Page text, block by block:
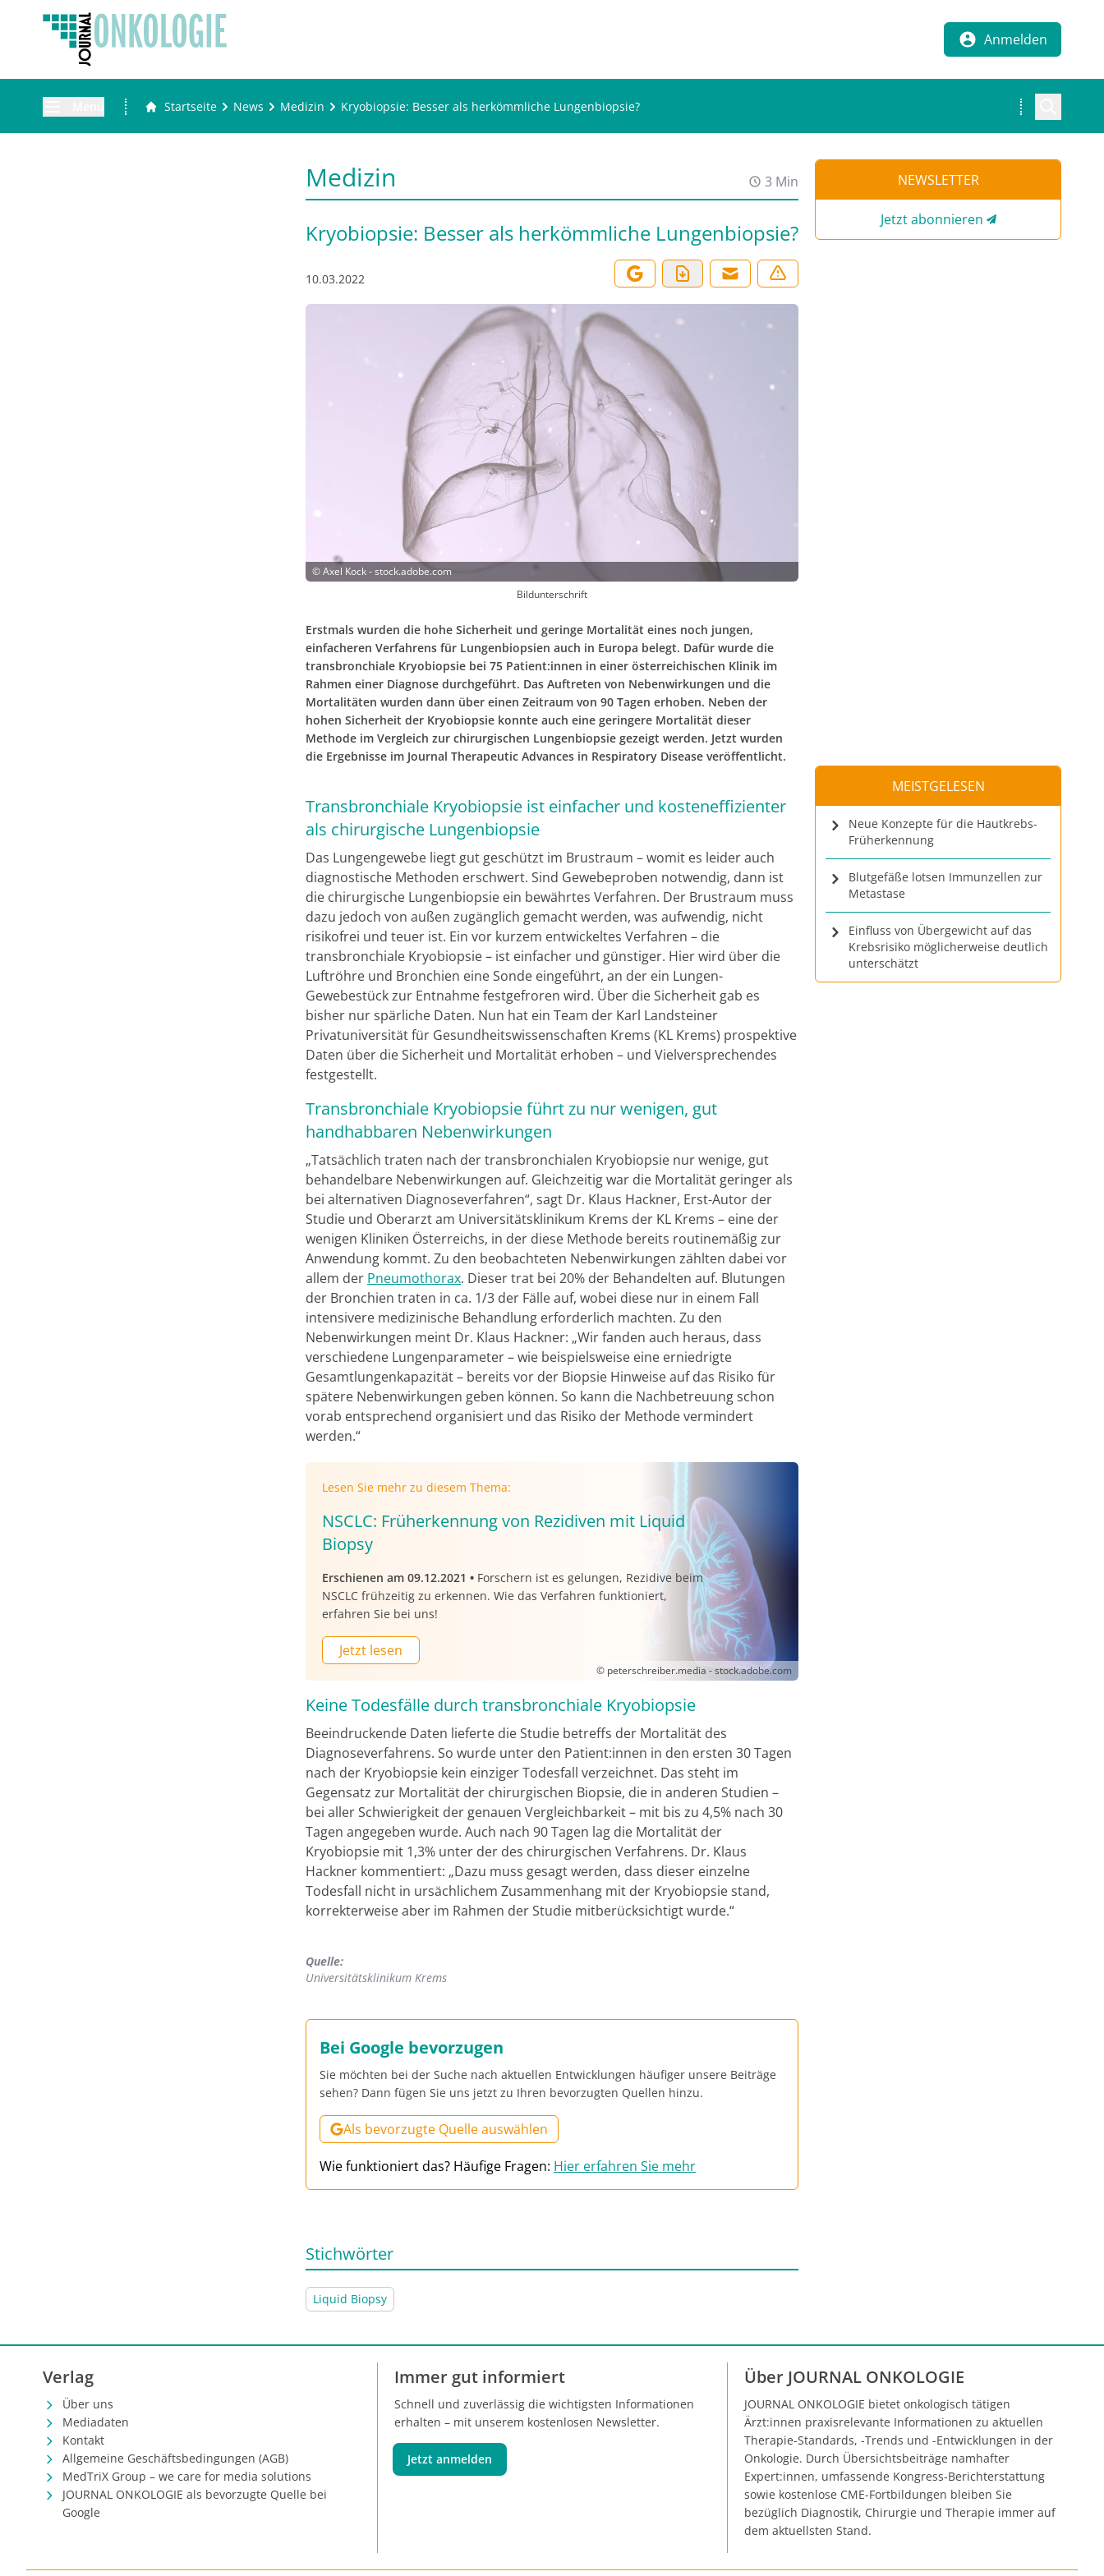
Anmelden
Startseite News Medizin Kryobiopsie: Besser als herkömmliche Lungenbiopsie?
Medizin 3 Min
Kryobiopsie: Besser als herkömmliche Lungenbiopsie?
10.03.2022
©Axel Kock - stock.adobe.com
Bildunterschrift
Erstmals wurden die hohe Sicherheit und geringe Mortalität eines noch jungen,
einfacheren Verfahrens für Lungenbiopsien auch in Europa belegt. Dafür wurde die
transbronchiale Kryobiopsie bei 75 Patient:innen in einer österreichischen Klinik im
Rahmen einer Diagnose durchgeführt. Das Auftreten von Nebenwirkungen und die
Mortalitäten wurden dann über einen Zeitraum von 90 Tagen erhoben. Neben der
hohen Sicherheit der Kryobiopsie konnte auch eine geringere Mortalität dieser
Methode im Vergleich zur chirurgischen Lungenbiopsie gezeigt werden. Jetzt wurden
die Ergebnisse im Journal Therapeutic Advances in Respiratory Disease veröffentlicht.
Transbronchiale Kryobiopsie ist einfacher und kosteneffizienter
als chirurgische Lungenbiopsie
Das Lungengewebe liegt gut geschützt im Brustraum – womit es leider auch
diagnostische Methoden erschwert. Sind Gewebeproben notwendig, dann ist
die chirurgische Lungenbiopsie ein bewährtes Verfahren. Der Brustraum muss
dazu jedoch von außen zugänglich gemacht werden, was aufwendig, nicht
risikofrei und teuer ist. Ein vor kurzem entwickeltes Verfahren – die
transbronchiale Kryobiopsie – ist einfacher und günstiger. Hier wird über die
Luftröhre und Bronchien eine Sonde eingeführt, an der ein Lungen-
Gewebestück zur Entnahme festgefroren wird. Über die Sicherheit gab es
bisher nur spärliche Daten. Nun hat ein Team der Karl Landsteiner
Privatuniversität für Gesundheitswissenschaften Krems (KL Krems) prospektive
Daten über die Sicherheit und Mortalität erhoben – und Vielversprechendes
festgestellt.
Transbronchiale Kryobiopsie führt zu nur wenigen, gut
handhabbaren Nebenwirkungen
„Tatsächlich traten nach der transbronchialen Kryobiopsie nur wenige, gut
behandelbare Nebenwirkungen auf. Gleichzeitig war die Mortalität geringer als
bei alternativen Diagnoseverfahren“, sagt Dr. Klaus Hackner, Erst-Autor der
Studie und Oberarzt am Universitätsklinikum Krems der KL Krems – eine der
wenigen Kliniken Österreichs, in der diese Methode bereits routinemäßig zur
Anwendung kommt. Zu den beobachteten Nebenwirkungen zählten dabei vor
allem der Pneumothorax. Dieser trat bei 20% der Behandelten auf. Blutungen
der Bronchien traten in ca. 1/3 der Fälle auf, wobei diese nur in einem Fall
intensivere medizinische Behandlung erforderlich machten. Zu den
Nebenwirkungen meint Dr. Klaus Hackner: „Wir fanden auch heraus, dass
verschiedene Lungenparameter – wie beispielsweise eine erniedrigte
Gesamtlungenkapazität – bereits vor der Biopsie Hinweise auf das Risiko für
spätere Nebenwirkungen geben können. So kann die Nachbetreuung schon
vorab entsprechend organisiert und das Risiko der Methode vermindert
werden.“
Lesen Sie mehr zu diesem Thema:
NSCLC: Früherkennung von Rezidiven mit Liquid
Biopsy
Erschienen am 09.12.2021 • Forschern ist es gelungen, Rezidive beim
NSCLC frühzeitig zu erkennen. Wie das Verfahren funktioniert,
erfahren Sie bei uns!
Jetzt lesen
© peterschreiber.media - stock.adobe.com
Keine Todesfälle durch transbronchiale Kryobiopsie
Beeindruckende Daten lieferte die Studie betreffs der Mortalität des
Diagnoseverfahrens. So wurde unter den Patient:innen in den ersten 30 Tagen
nach der Kryobiopsie kein einziger Todesfall verzeichnet. Das steht im
Gegensatz zur Mortalität der chirurgischen Biopsie, die in anderen Studien –
bei aller Schwierigkeit der genauen Vergleichbarkeit – mit bis zu 4,5% nach 30
Tagen angegeben wurde. Auch nach 90 Tagen lag die Mortalität der
Kryobiopsie mit 1,3% unter der des chirurgischen Verfahrens. Dr. Klaus
Hackner kommentiert: „Dazu muss gesagt werden, dass dieser einzelne
Todesfall nicht in ursächlichem Zusammenhang mit der Kryobiopsie stand,
korrekterweise aber im Rahmen der Studie mitberücksichtigt wurde.“
Quelle:
Universitätsklinikum Krems
Bei Google bevorzugen
Sie möchten bei der Suche nach aktuellen Entwicklungen häufiger unsere Beiträge
sehen? Dann fügen Sie uns jetzt zu Ihren bevorzugten Quellen hinzu.
Als bevorzugte Quelle auswählen
Wie funktioniert das? Häufige Fragen: Hier erfahren Sie mehr
Stichwörter
Liquid Biopsy
NEWSLETTER
Jetzt abonnieren
MEISTGELESEN
Neue Konzepte für die Hautkrebs-
Früherkennung
Blutgefäße lotsen Immunzellen zur
Metastase
Einfluss von Übergewicht auf das
Krebsrisiko möglicherweise deutlich
unterschätzt
Verlag
Über uns
Mediadaten
Kontakt
Allgemeine Geschäftsbedingungen (AGB)
MedTriX Group – we care for media solutions
JOURNAL ONKOLOGIE als bevorzugte Quelle bei
Google
Immer gut informiert
Schnell und zuverlässig die wichtigsten Informationen
erhalten – mit unserem kostenlosen Newsletter.
Jetzt anmelden
Über JOURNAL ONKOLOGIE
JOURNAL ONKOLOGIE bietet onkologisch tätigen
Ärzt:innen praxisrelevante Informationen zu aktuellen
Therapie-Standards, -Trends und -Entwicklungen in der
Onkologie. Durch Übersichtsbeiträge namhafter
Expert:innen, umfassende Kongress-Berichterstattung
sowie kostenlose CME-Fortbildungen bleiben Sie
bezüglich Diagnostik, Chirurgie und Therapie immer auf
dem aktuellsten Stand.